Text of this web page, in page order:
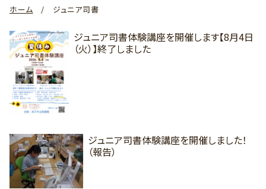
ホーム ジュニア司書
ジュニア司書体験講座を開催します【8月4日
（火）】終了しました
ジュニア司書体験講座を開催しました！
（報告）